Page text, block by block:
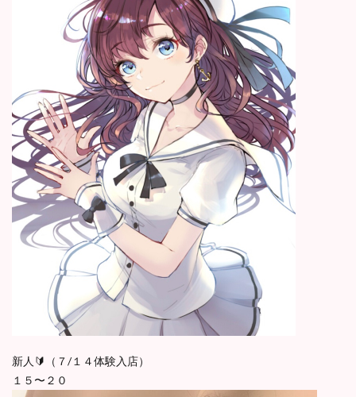
新人🔰（７/１４体験入店）
１５〜２０